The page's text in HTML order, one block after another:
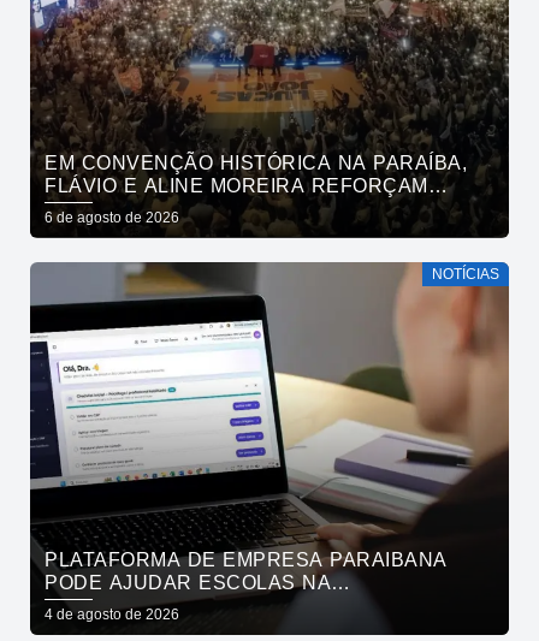
EM CONVENÇÃO HISTÓRICA NA PARAÍBA,
FLÁVIO E ALINE MOREIRA REFORÇAM
APOIO À CONTINUIDADE DO ATUAL
PROJETO POLÍTICO NO ESTADO
6 de agosto de 2026
NOTÍCIAS
PLATAFORMA DE EMPRESA PARAIBANA
PODE AJUDAR ESCOLAS NA
IDENTIFICAÇÃO PRECOCE DE SINAIS DE
NEURODIVERGÊNCIA
4 de agosto de 2026